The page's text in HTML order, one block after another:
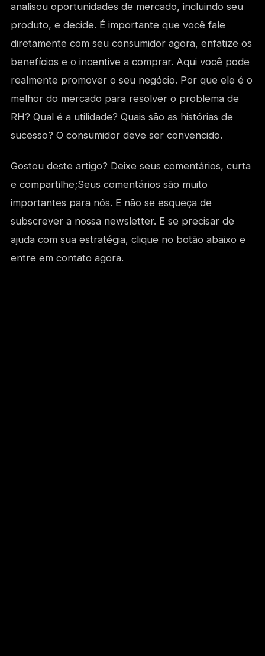
analisou oportunidades de mercado, incluindo seu
produto, e decide. É importante que você fale
diretamente com seu consumidor agora, enfatize os
benefícios e o incentive a comprar. Aqui você pode
realmente promover o seu negócio. Por que ele é o
melhor do mercado para resolver o problema de
RH? Qual é a utilidade? Quais são as histórias de
sucesso? O consumidor deve ser convencido.
Gostou deste artigo? Deixe seus comentários, curta
e compartilhe;Seus comentários são muito
importantes para nós. E não se esqueça de
subscrever a nossa newsletter. E se precisar de
ajuda com sua estratégia, clique no botão abaixo e
entre em contato agora.